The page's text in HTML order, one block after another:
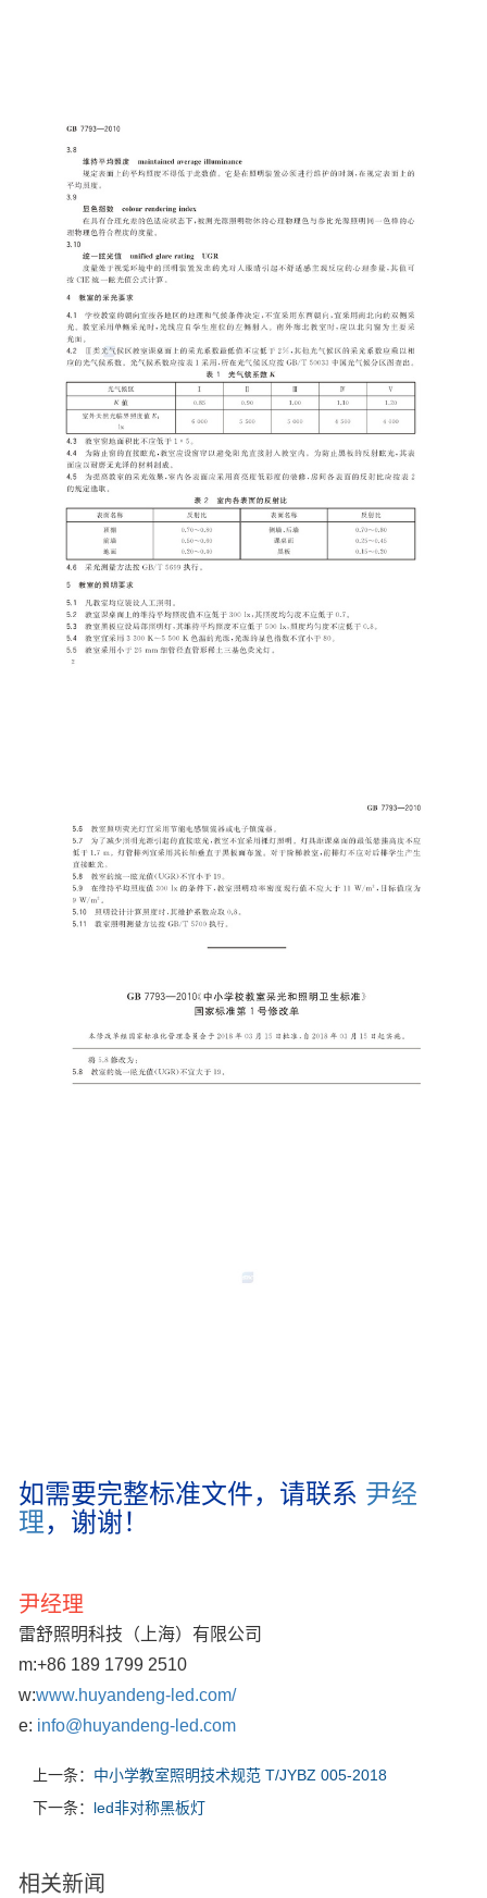
如需要完整标准文件，请联系 尹经
理，谢谢！
尹经理
雷舒照明科技（上海）有限公司
m:+86 189 1799 2510
w:www.huyandeng-led.com/
e: info@huyandeng-led.com
上一条： 中小学教室照明技术规范 T/JYBZ 005-2018
下一条： led非对称黑板灯
相关新闻